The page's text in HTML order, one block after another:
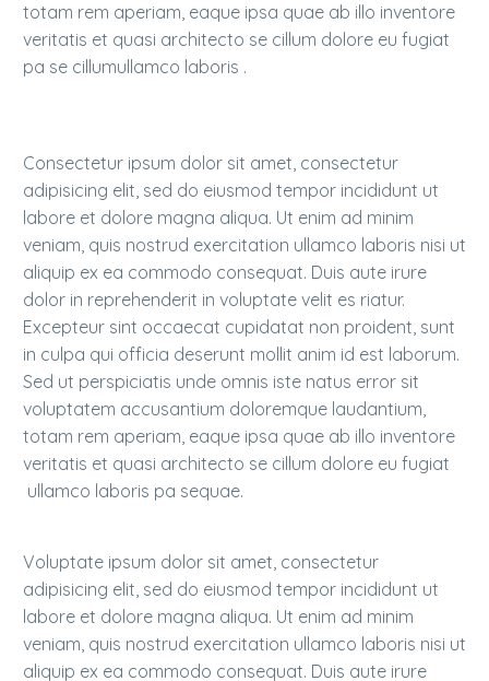
totam rem aperiam, eaque ipsa quae ab illo inventore
veritatis et quasi architecto se cillum dolore eu fugiat
pa se cillumullamco laboris .
Consectetur ipsum dolor sit amet, consectetur
adipisicing elit, sed do eiusmod tempor incididunt ut
labore et dolore magna aliqua. Ut enim ad minim
veniam, quis nostrud exercitation ullamco laboris nisi ut
aliquip ex ea commodo consequat. Duis aute irure
dolor in reprehenderit in voluptate velit es riatur.
Excepteur sint occaecat cupidatat non proident, sunt
in culpa qui officia deserunt mollit anim id est laborum.
Sed ut perspiciatis unde omnis iste natus error sit
voluptatem accusantium doloremque laudantium,
totam rem aperiam, eaque ipsa quae ab illo inventore
veritatis et quasi architecto se cillum dolore eu fugiat
ullamco laboris pa sequae.
Voluptate ipsum dolor sit amet, consectetur
adipisicing elit, sed do eiusmod tempor incididunt ut
labore et dolore magna aliqua. Ut enim ad minim
veniam, quis nostrud exercitation ullamco laboris nisi ut
aliquip ex ea commodo consequat. Duis aute irure